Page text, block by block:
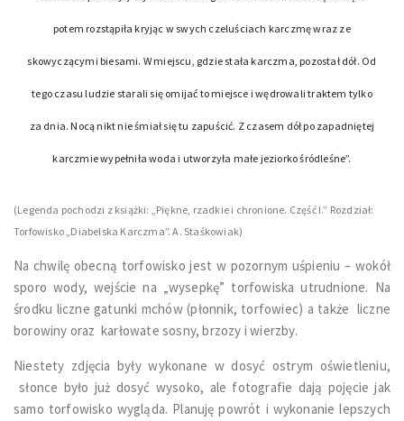
potem rozstąpiła kryjąc w swych czeluściach karczmę wraz ze
skowyczącymi biesami. W miejscu, gdzie stała karczma, pozostał dół. Od
tego czasu ludzie starali się omijać to miejsce i wędrowali traktem tylko
za dnia. Nocą nikt nie śmiał się tu zapuścić. Z czasem dół po zapadniętej
karczmie wypełniła woda i utworzyła małe jeziorko śródleśne”.
(Legenda pochodzi z książki: „Piękne, rzadkie i chronione. Część I.” Rozdział:
Torfowisko „Diabelska Karczma”. A. Staśkowiak)
Na chwilę obecną torfowisko jest w pozornym uśpieniu – wokół
sporo wody, wejście na „wysepkę” torfowiska utrudnione. Na
środku liczne gatunki mchów (płonnik, torfowiec) a także liczne
borowiny oraz karłowate sosny, brzozy i wierzby.
Niestety zdjęcia były wykonane w dosyć ostrym oświetleniu,
słonce było już dosyć wysoko, ale fotografie dają pojęcie jak
samo torfowisko wygląda. Planuję powrót i wykonanie lepszych